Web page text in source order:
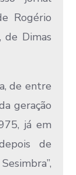
Rogério
de Dimas
de entre
geração
já em
de